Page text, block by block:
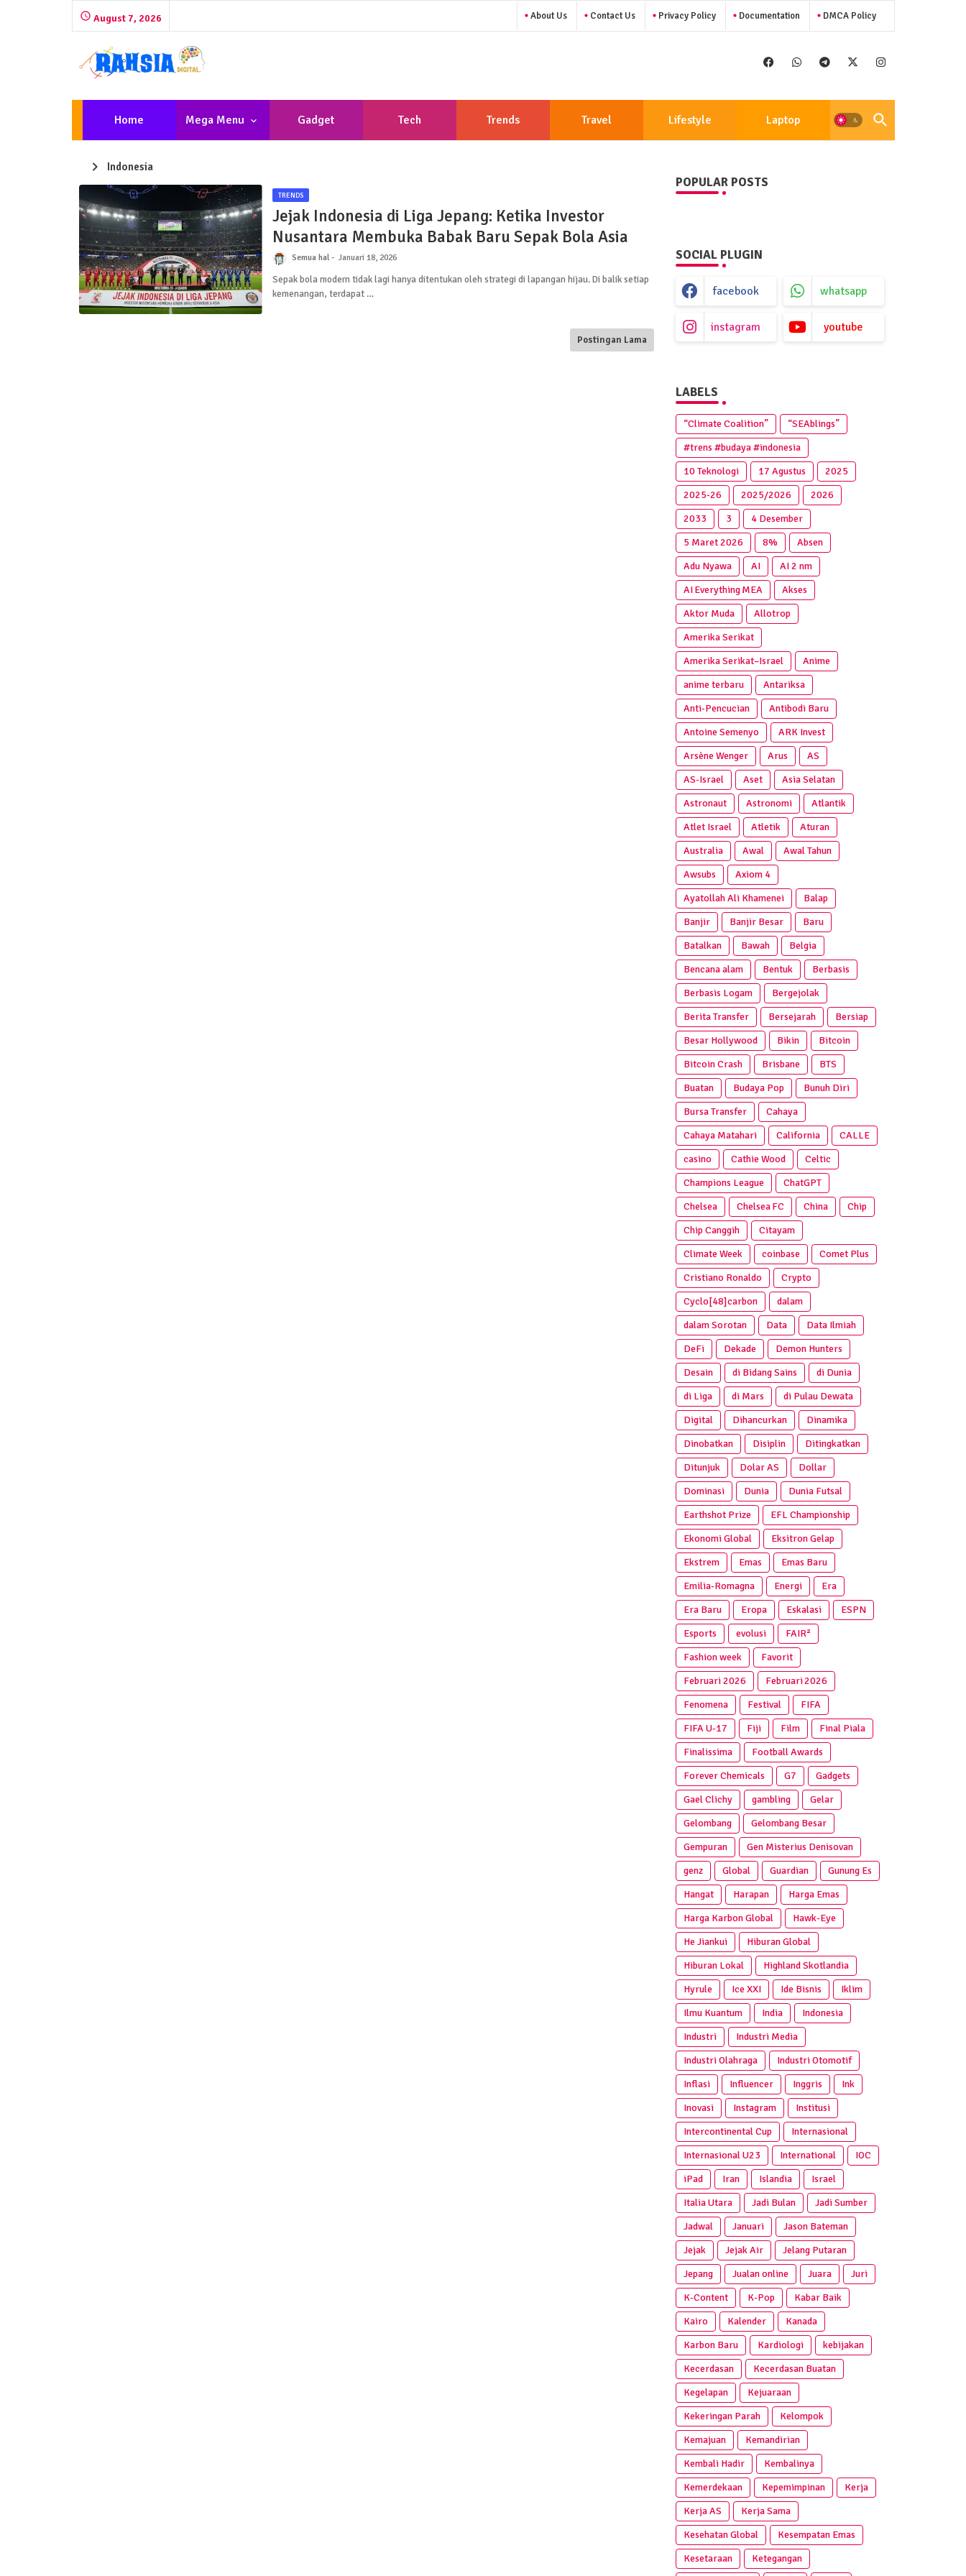
August 7, 2026 About Us Contact Us Privacy Policy Documentation DMCA Policy
Home Mega Menu Gadget Tech Trends Travel Lifestyle Laptop
Indonesia
TRENDS
Jejak Indonesia di Liga Jepang: Ketika Investor
Nusantara Membuka Babak Baru Sepak Bola Asia
Semua hal Januari 18, 2026
Sepak bola modern tidak lagi hanya ditentukan oleh strategi di lapangan hijau. Di balik setiap
kemenangan, terdapat …
Postingan Lama
POPULAR POSTS
SOCIAL PLUGIN
facebook whatsapp
instagram youtube
LABELS
“Climate Coalition”
“SEAblings”
#trens #budaya #indonesia
10 Teknologi
17 Agustus
2025
2025‑26
2025/2026
2026
2033
3
4 Desember
5 Maret 2026
8%
Absen
Adu Nyawa
AI
AI 2 nm
AI Everything MEA
Akses
Aktor Muda
Allotrop
Amerika Serikat
Amerika Serikat–Israel
Anime
anime terbaru
Antariksa
Anti‑Pencucian
Antibodi Baru
Antoine Semenyo
ARK Invest
Arsène Wenger
Arus
AS
AS-Israel
Aset
Asia Selatan
Astronaut
Astronomi
Atlantik
Atlet Israel
Atletik
Aturan
Australia
Awal
Awal Tahun
Awsubs
Axiom 4
Ayatollah Ali Khamenei
Balap
Banjir
Banjir Besar
Baru
Batalkan
Bawah
Belgia
Bencana alam
Bentuk
Berbasis
Berbasis Logam
Bergejolak
Berita Transfer
Bersejarah
Bersiap
Besar Hollywood
Bikin
Bitcoin
Bitcoin Crash
Brisbane
BTS
Buatan
Budaya Pop
Bunuh Diri
Bursa Transfer
Cahaya
Cahaya Matahari
California
CALLE
casino
Cathie Wood
Celtic
Champions League
ChatGPT
Chelsea
Chelsea FC China
Chip
Chip Canggih
Citayam
Climate Week
coinbase
Comet Plus
Cristiano Ronaldo
Crypto
Cyclo[48]carbon
dalam
dalam Sorotan
Data
Data Ilmiah
DeFi
Dekade
Demon Hunters
Desain
di Bidang Sains
di Dunia
di Liga
di Mars
di Pulau Dewata
Digital
Dihancurkan
Dinamika
Dinobatkan
Disiplin
Ditingkatkan
Ditunjuk
Dolar AS
Dollar
Dominasi
Dunia
Dunia Futsal
Earthshot Prize
EFL Championship
Ekonomi Global
Eksitron Gelap
Ekstrem
Emas
Emas Baru
Emilia-Romagna
Energi
Era
Era Baru
Eropa Eskalasi
ESPN
Esports
evolusi
FAIR²
Fashion week
Favorit
Februari 2026
Februari 2026
Fenomena
Festival
FIFA
FIFA U-17
Fiji Film
Final Piala
Finalissima
Football Awards
Forever Chemicals
G7
Gadgets
Gael Clichy
gambling
Gelar
Gelombang
Gelombang Besar
Gempuran
Gen Misterius Denisovan
genz
Global Guardian
Gunung Es
Hangat
Harapan
Harga Emas
Harga Karbon Global
Hawk-Eye
He Jiankui
Hiburan Global
Hiburan Lokal
Highland Skotlandia
Hyrule
Ice XXI Ide Bisnis
Iklim
Ilmu Kuantum
India
Indonesia
Industri
Industri Media
Industri Olahraga
Industri Otomotif
Inflasi
Influencer Inggris
Ink
Inovasi
Instagram
Institusi
Intercontinental Cup
Internasional
Internasional U23
International
IOC
iPad
Iran Islandia
Israel
Italia Utara
Jadi Bulan
Jadi Sumber
Jadwal
Januari
Jason Bateman
Jejak
Jejak Air
Jelang Putaran
Jepang
Jualan online Juara
Juri
K-Content
K-Pop
Kabar Baik
Kairo
Kalender
Kanada
Karbon Baru
Kardiologi
kebijakan
Kecerdasan
Kecerdasan Buatan
Kegelapan
Kejuaraan
Kekeringan Parah
Kelompok
Kemajuan
Kemandirian
Kembali Hadir
Kembalinya
Kemerdekaan
Kepemimpinan
Kerja
Kerja AS
Kerja Sama
Kesehatan Global
Kesempatan Emas
Kesetaraan
Ketegangan